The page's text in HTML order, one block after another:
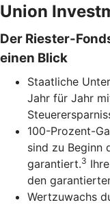
Union
Der Riester-
einen Blick
Staatliche
Jahr für Jahr
100-Prozent-
sind zu Beginn
garantiert.3
den
Wertzuwachs